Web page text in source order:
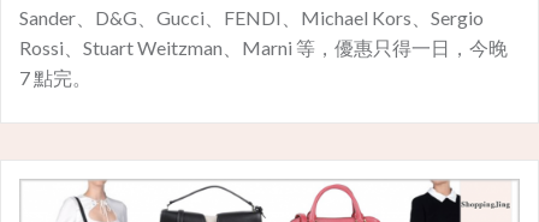
Sander、D&G、Gucci、FENDI、Michael Kors、Sergio
Rossi、Stuart Weitzman、Marni 等，優惠只得一日，今晚
7 點完。